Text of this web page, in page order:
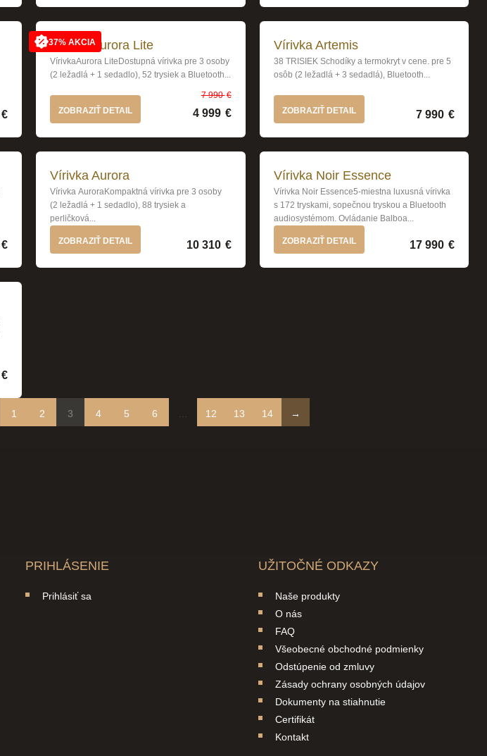
€
37% AKCIA
Vírivka Aurora Lite
VírivkaAurora LiteDostupná vírivka pre 3 osoby
(2 ležadlá + 1 sedadlo), 52 trysiek a Bluetooth...
ZOBRAZIŤ DETAIL
7 990€Pôvodná cena bola: 7 990 €.
4 999 €
Aktuálna cena je: 4 999 €.
Vírivka Artemis
38 TRISIEK Schodíky a termokryt v cene. pre 5
osôb (2 ležadlá + 3 sedadlá), Bluetooth...
ZOBRAZIŤ DETAIL 7 990 €
€
Vírivka Aurora
Vírivka AuroraKompaktná vírivka pre 3 osoby
(2 ležadlá + 1 sedadlo), 88 trysiek a
perličková...
ZOBRAZIŤ DETAIL 10 310 €
Vírivka Noir Essence
Vírivka Noir Essence5-miestna luxusná vírivka
s 172 tryskami, sopečnou tryskou a Bluetooth
audiosystémom. Ovládanie Balboa...
ZOBRAZIŤ DETAIL 17 990 €
€
1 2 3 4 5 6 12 13 14 →
PRIHLÁSENIE
Prihlásiť sa
UŽITOČNÉ ODKAZY
Naše produkty
O nás
FAQ
Všeobecné obchodné podmienky
Odstúpenie od zmluvy
Zásady ochrany osobných údajov
Dokumenty na stiahnutie
Certifikát
Kontakt